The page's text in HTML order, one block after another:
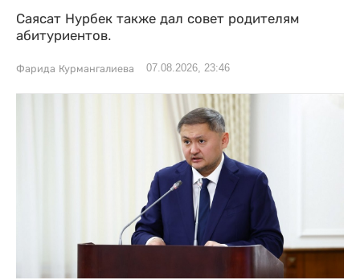
Саясат Нурбек также дал совет родителям
абитуриентов.
Фарида Курмангалиева 07.08.2026, 23:46